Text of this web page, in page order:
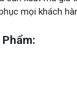
mọi khách